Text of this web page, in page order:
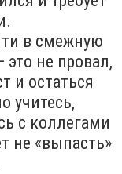
в смежную
не провал,
и остаться
учитесь,
с коллегами
не «выпасть»